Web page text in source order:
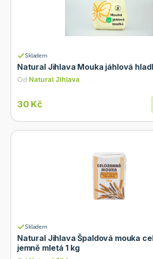
Skladem
Natural Jihlava Mouka jáhlová
Od Natural Jihlava
30 Kč
Skladem
Natural Jihlava Špaldová mouka
jemně mletá 1 kg